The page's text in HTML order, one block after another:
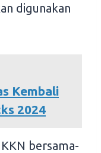
digunakan
Kembali
2024
bersama-